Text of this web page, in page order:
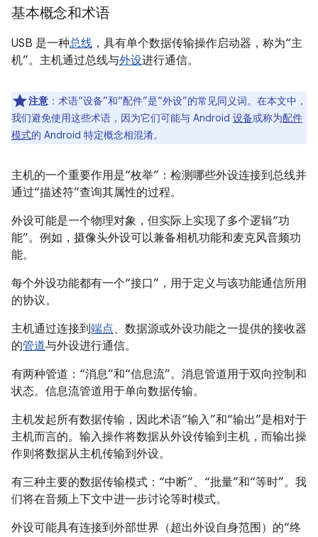
基本概念和术语
USB 是一种总线 ，具有单个数据传输操作启动器，称为“主
机”。 主机通过总线与外设进行通信。
注意 ：术语“设备”和“配件”是“外设”的常见同义词。 在本文中，
我们避免使用这些术语，因为它们可能与 Android 设备或称为配件
模式的 Android 特定概念相混淆。
主机的一个重要作用是“枚举”：检测哪些外设连接到总线并
通过“描述符”查询其属性的过程。
外设可能是一个物理对象，但实际上实现了多个逻辑“功
能”。 例如，摄像头外设可以兼备相机功能和麦克风音频功
能。
每个外设功能都有一个“接口”，用于定义与该功能通信所用
的协议。
主机通过连接到端点、数据源或外设功能之一提供的接收器
的管道与外设进行通信。
有两种管道：“消息”和“信息流”。 消息管道用于双向控制和
状态。信息流管道用于单向数据传输。
主机发起所有数据传输，因此术语“输入”和“输出”是相对于
主机而言的。 输入操作将数据从外设传输到主机，而输出操
作则将数据从主机传输到外设。
有三种主要的数据传输模式：“中断”、“批量”和“等时”。 我
们将在音频上下文中进一步讨论等时模式。
外设可能具有连接到外部世界（超出外设自身范围）的“终